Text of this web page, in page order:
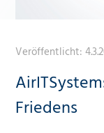
Veröffentlicht:
Friedens